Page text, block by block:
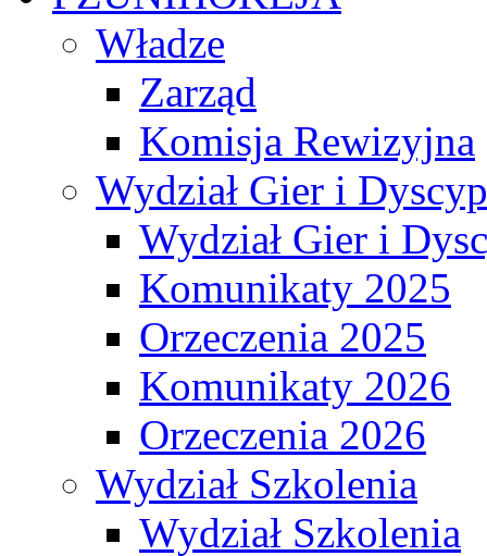
Władze
Zarząd
Komisja Rewizyjna
Wydział Gier i
Wydział Gier i
Komunikaty 2025
Orzeczenia 2025
Komunikaty 2026
Orzeczenia 2026
Wydział Szkolenia
Wydział Szkolenia